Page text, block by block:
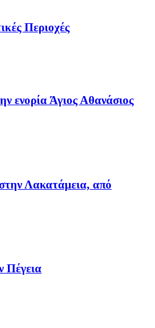
Περιοχές
ενορία Άγιος Αθανάσιος
Λακατάμεια, από
Πέγεια